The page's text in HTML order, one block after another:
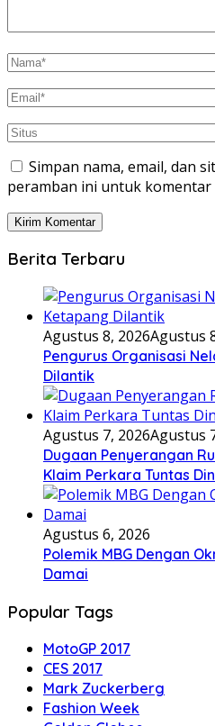
Simpan nama, email, dan
peramban ini untuk komentar
Berita Terbaru
Agustus 8, 2026Agustus
Pengurus Organisasi
Dilantik
Agustus 7, 2026Agustus
Dugaan Penyerangan
Klaim Perkara Tuntas
Agustus 6, 2026
Polemik MBG Dengan
Damai
Popular Tags
MotoGP 2017
CES 2017
Mark Zuckerberg
Fashion Week